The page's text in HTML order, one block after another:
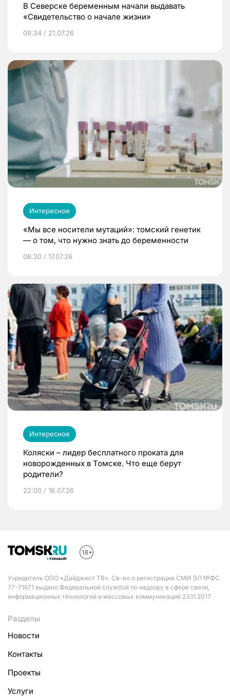
В Северске беременным начали выдавать
«Свидетельство о начале жизни»
09:34 / 21.07.26
Интересное
«Мы все носители мутаций»: томский генетик
— о том, что нужно знать до беременности
08:30 / 17.07.26
Интересное
Коляски – лидер бесплатного проката для
новорожденных в Томске. Что еще берут
родители?
22:00 / 16.07.26
Учредитель ООО «Дайджест ТВ». Св-во о регистрации СМИ ЭЛ №ФС
77-71671 выдано Федеральной службой по надзору в сфере связи,
информационных технологий и массовых коммуникаций 23.11.2017
Разделы
Новости
Контакты
Проекты
Услуги